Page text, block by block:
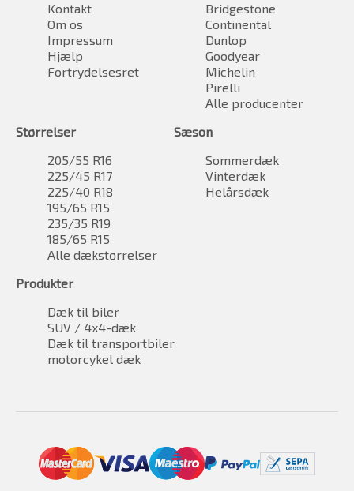
Kontakt
Om os
Impressum
Hjælp
Fortrydelsesret
Bridgestone
Continental
Dunlop
Goodyear
Michelin
Pirelli
Alle producenter
Størrelser
205/55 R16
225/45 R17
225/40 R18
195/65 R15
235/35 R19
185/65 R15
Alle dækstørrelser
Sæson
Sommerdæk
Vinterdæk
Helårsdæk
Produkter
Dæk til biler
SUV / 4x4-dæk
Dæk til transportbiler
motorcykel dæk